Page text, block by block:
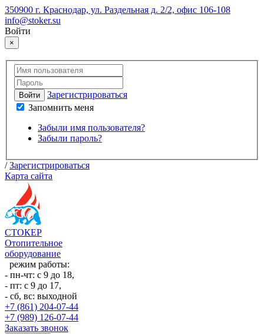
350900 г. Краснодар, ул. Раздельная д. 2/2, офис 106-108
info@stoker.su
Войти
×
Войти
Зарегистрироваться
Запомнить меня
Забыли имя пользователя?
Забыли пароль?
/Зарегистрироваться
Карта сайта
СТОКЕР
Отопительное
оборудование
режим работы:
- пн-чт: с 9 до 18,
- пт: с 9 до 17,
- сб, вс: выходной
+7 (861) 204-07-44
+7 (989) 126-07-44
Заказать звонок